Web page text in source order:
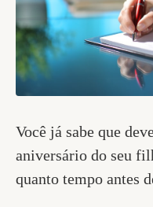
Você já sabe que
aniversário do seu
quanto tempo antes